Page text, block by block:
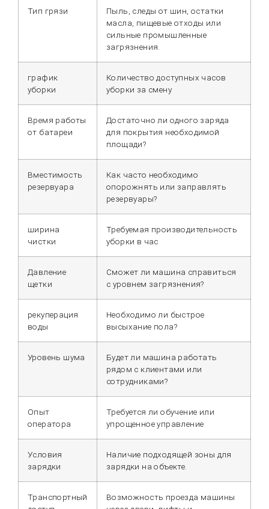
Тип грязи
Пыль, следы от шин, остатки
масла, пищевые отходы или
сильные промышленные
загрязнения.
график
уборки
Количество доступных часов
уборки за смену
Время работы
от батареи
Достаточно ли одного заряда
для покрытия необходимой
площади?
Вместимость
резервуара
Как часто необходимо
опорожнять или заправлять
резервуары?
ширина
чистки
Требуемая производительность
уборки в час
Давление
щетки
Сможет ли машина справиться
с уровнем загрязнения?
рекуперация
воды
Необходимо ли быстрое
высыхание пола?
Уровень шума
Будет ли машина работать
рядом с клиентами или
сотрудниками?
Опыт
оператора
Требуется ли обучение или
упрощенное управление
Условия
зарядки
Наличие подходящей зоны для
зарядки на объекте.
Транспортный
Возможность проезда машины